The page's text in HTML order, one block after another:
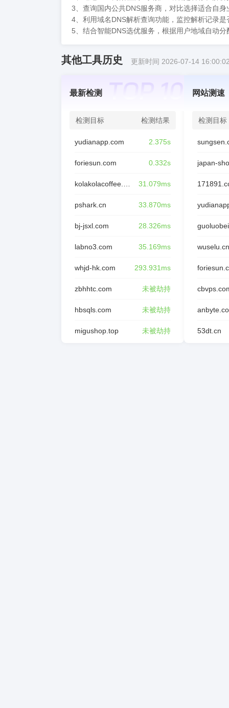
3、查询国内公共DNS服务商，对比选择适合自
4、利用域名DNS解析查询功能，监控解析记录
5、结合智能DNS选优服务，根据用户地域自动
其他工具历史 更新时间 2026-07-14
最新检测
检测目标 检测结果
yudianapp.com 2.375s
foriesun.com 0.332s
31.079ms
pshark.cn 33.870ms
bj-jsxl.com 28.326ms
labno3.com 35.169ms
whjd-hk.com 293.931ms
zbhhtc.com 未被劫持
hbsqls.com 未被劫持
migushop.top 未被劫持
网站测速
检测目标
japan-
wuselu.cn
53dt.cn